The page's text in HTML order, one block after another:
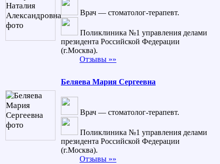
Врач — стоматолог-терапевт.
Поликлиника №1 управления делами
президента Российской Федерации
(г.Москва).
Отзывы »»
Беляева Мария Сергеевна
Врач — стоматолог-терапевт.
Поликлиника №1 управления делами
президента Российской Федерации
(г.Москва).
Отзывы »»